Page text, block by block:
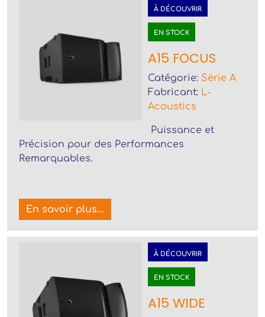
À DÉCOUVRIR
EN STOCK
A15 FOCUS
Catégorie: Série A
Fabricant: L-
Acoustics
Puissance et
Précision pour des Performances
Remarquables.
En savoir plus...
À DÉCOUVRIR
EN STOCK
A15 WIDE